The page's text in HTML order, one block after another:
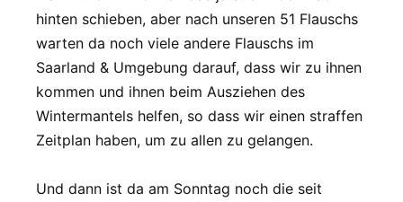
hinten schieben, aber nach unseren 51 Flauschs
warten da noch viele andere Flauschs im
Saarland & Umgebung darauf, dass wir zu ihnen
kommen und ihnen beim Ausziehen des
Wintermantels helfen, so dass wir einen straffen
Zeitplan haben, um zu allen zu gelangen.
Und dann ist da am Sonntag noch die seit